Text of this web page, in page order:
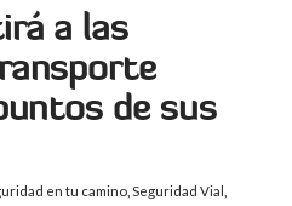
a las
de sus
en tu camino, Seguridad Vial